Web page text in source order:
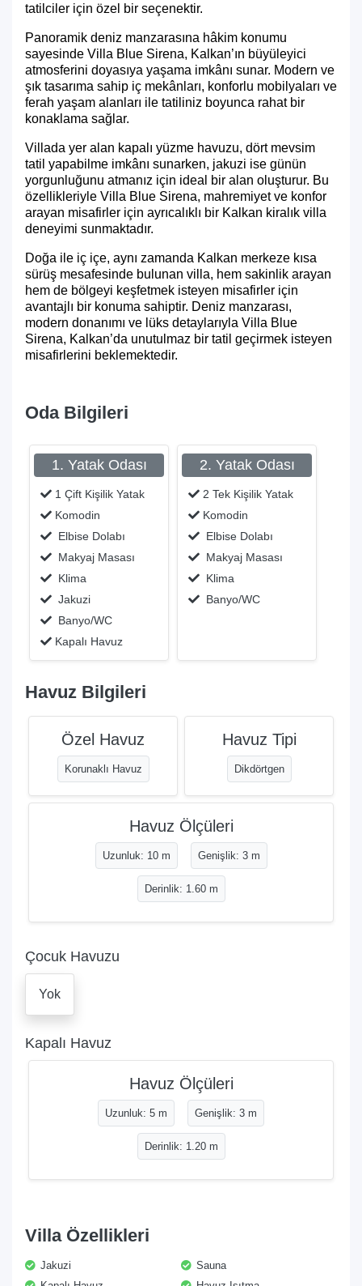
tatilciler için özel bir seçenektir.
Panoramik deniz manzarasına hâkim konumu
sayesinde Villa Blue Sirena, Kalkan’ın büyüleyici
atmosferini doyasıya yaşama imkânı sunar. Modern ve
şık tasarıma sahip iç mekânları, konforlu mobilyaları ve
ferah yaşam alanları ile tatiliniz boyunca rahat bir
konaklama sağlar.
Villada yer alan kapalı yüzme havuzu, dört mevsim
tatil yapabilme imkânı sunarken, jakuzi ise günün
yorgunluğunu atmanız için ideal bir alan oluşturur. Bu
özellikleriyle Villa Blue Sirena, mahremiyet ve konfor
arayan misafirler için ayrıcalıklı bir Kalkan kiralık villa
deneyimi sunmaktadır.
Doğa ile iç içe, aynı zamanda Kalkan merkeze kısa
sürüş mesafesinde bulunan villa, hem sakinlik arayan
hem de bölgeyi keşfetmek isteyen misafirler için
avantajlı bir konuma sahiptir. Deniz manzarası,
modern donanımı ve lüks detaylarıyla Villa Blue
Sirena, Kalkan’da unutulmaz bir tatil geçirmek isteyen
misafirlerini beklemektedir.
Oda Bilgileri
1. Yatak Odası
1 Çift Kişilik Yatak
Komodin
Elbise Dolabı
Makyaj Masası
Klima
Jakuzi
Banyo/WC
Kapalı Havuz
2. Yatak Odası
2 Tek Kişilik Yatak
Komodin
Elbise Dolabı
Makyaj Masası
Klima
Banyo/WC
Havuz Bilgileri
Özel Havuz
Korunaklı Havuz
Havuz Tipi
Dikdörtgen
Havuz Ölçüleri
Uzunluk: 10 m Genişlik: 3 m
Derinlik: 1.60 m
Çocuk Havuzu
Yok
Kapalı Havuz
Havuz Ölçüleri
Uzunluk: 5 m Genişlik: 3 m
Derinlik: 1.20 m
Villa Özellikleri
Jakuzi
Sauna